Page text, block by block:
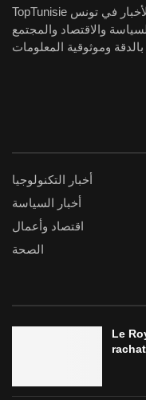
TopTunisie هو موقع إعلامي رقمي مخصص لتغطية الأخبار في تونس
والاقتصاد والمجتمع
أخبار التكنولوجيا
أخبار السياسة
اقتصاد وأعمال
الصحة
Le